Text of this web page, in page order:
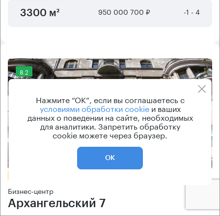
3300 м² 950 000 700 ₽ -1 - 4
8.2
Бизнес-центр
Архангельский 7
Нажмите “ОК”, если вы соглашаетесь с
условиями обработки cookieи ваших
данных о поведении на сайте, необходимых
для аналитики. Запретить обработку
cookie можете через браузер.
ОК